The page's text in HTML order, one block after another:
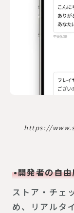
https://
•開発者の自
ストア・チェ
め、リアルタ